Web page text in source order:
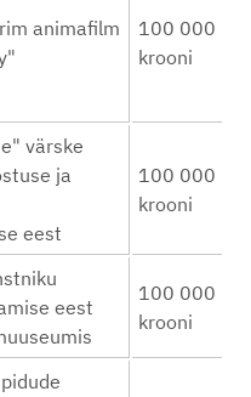
animafilm
100 000
krooni
värske
ja
eest
100 000
krooni
eest
100 000
krooni